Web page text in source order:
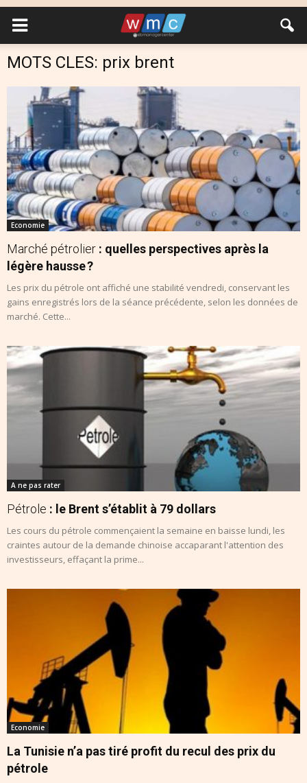
MOTS CLES: prix brent
Economie
Marché pétrolier : quelles perspectives après la
légère hausse ?
Les prix du pétrole ont affiché une stabilité vendredi, conservant les
gains enregistrés lors de la séance précédente, selon les données de
marché. Cette...
A ne pas rater
Pétrole : le Brent s’établit à 79 dollars
Les cours du pétrole commençaient la semaine en baisse lundi, les
craintes autour de la demande chinoise accaparant l'attention des
investisseurs, effaçant la prime...
Economie
La Tunisie n’a pas tiré profit du recul des prix du
pétrole